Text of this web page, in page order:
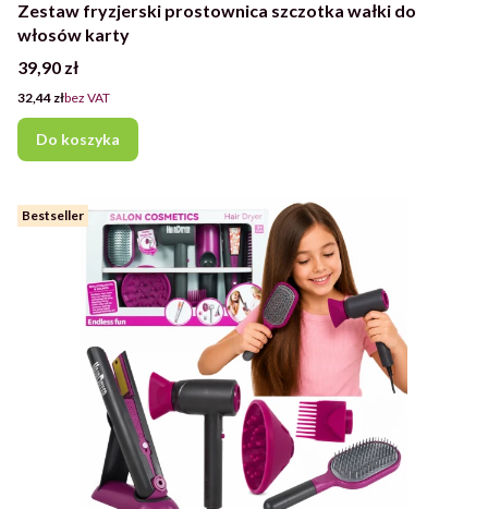
Zestaw fryzjerski prostownica szczotka wałki do
włosów karty
Cena
39,90 zł
Cena
32,44 złbez VAT
Do koszyka
Bestseller